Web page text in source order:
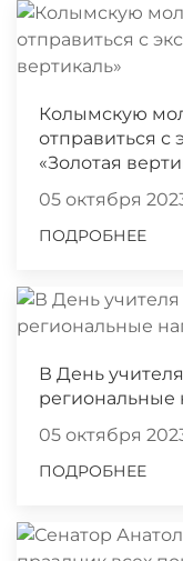
Колымскую
отправиться с
«Золотая
05 октября
ПОДРОБНЕЕ
В День
региональные
05 октября
ПОДРОБНЕЕ